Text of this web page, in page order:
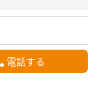
電話する